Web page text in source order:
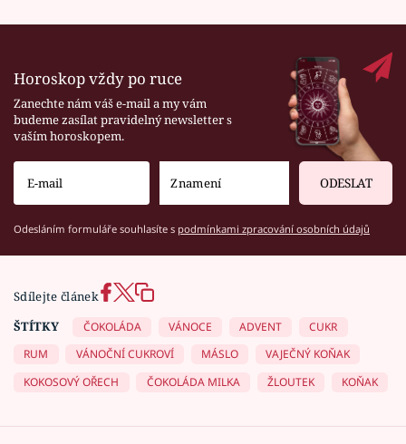
Horoskop vždy po ruce
Zanechte nám váš e-mail a my vám
budeme zasílat pravidelný newsletter s
vaším horoskopem.
ODESLAT
Odesláním formuláře souhlasíte s podmínkami zpracování osobních údajů
Sdílejte článek
ŠTÍTKY
ČOKOLÁDA VÁNOCE ADVENT
CUKR
RUM
VÁNOČNÍ CUKROVÍ MÁSLO
VAJEČNÝ KOŇAK
KOKOSOVÝ OŘECH
ČOKOLÁDA MILKA ŽLOUTEK KOŇAK